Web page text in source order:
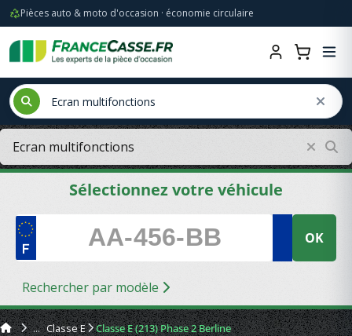
Pièces auto & moto d'occasion · économie circulaire
Sélectionnez votre véhicule
OK
Rechercher par modèle
Classe E Classe E (213) Phase 2 Berline